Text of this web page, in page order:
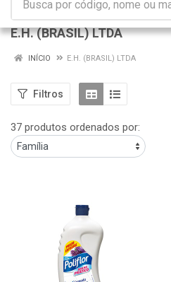
E.H. (BRASIL) LTDA
INÍCIO E.H. (BRASIL) LTDA
Filtros
37 produtos ordenados por: